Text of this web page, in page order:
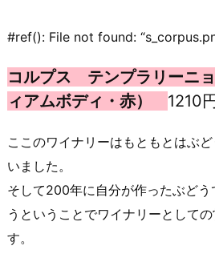
#ref(): File not found:
コルプス テンプラリーニ
ィアムボディ・赤） 1210
ここのワイナリーはもともとはぶ
いました。
そして200年に自分が作ったぶどう
うということでワイナリーとして
す。